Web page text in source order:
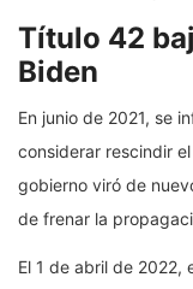
Título 42
Biden
En junio de 2021, se
considerar rescindir
gobierno viró de
de frenar la
El 1 de abril de 2022,